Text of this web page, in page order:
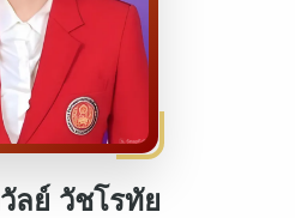
ลย์ วัชโรทัย